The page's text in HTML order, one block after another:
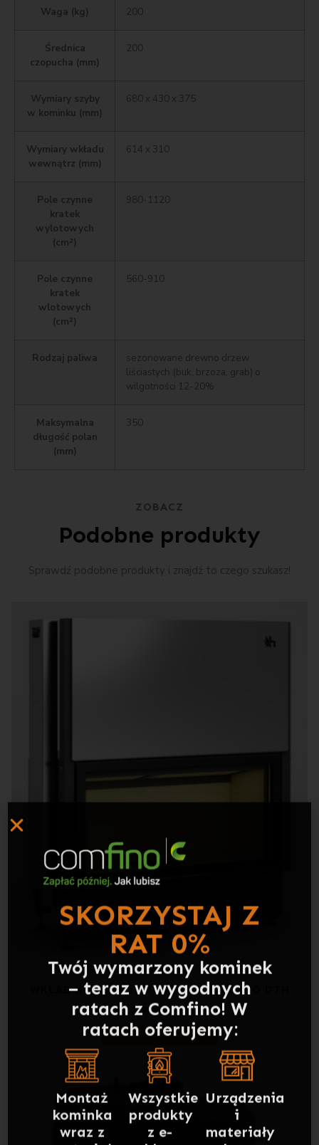
Waga (kg) 200
Średnica
czopucha (mm)
200
Wymiary szyby
w kominku (mm)
680 x 430 x 375
Wymiary wkładu
wewnątrz (mm)
614 x 310
Pole czynne
kratek
wylotowych
(cm²)
980-1120
Pole czynne
kratek
wlotowych
(cm²)
560-910
Rodzaj paliwa
sezonowane drewno drzew
liściastych (buk, brzoza, grab) o
wilgotności 12-20%
Maksymalna
długość polan
(mm)
350
ZOBACZ
Podobne produkty
Sprawdź podobne produkty i znajdź to czego szukasz!
WKŁAD KOMINKOWY HAJDUK VOLCANO DTH
17 900,00ZŁ
DOWIEDZ SIĘ WIĘCEJ
SKORZYSTAJ Z
RAT 0%
Twój wymarzony kominek
– teraz w wygodnych
ratach z Comfino! W
ratach oferujemy:
Montaż
kominka
wraz z
materiałem
Wszystkie
produkty
z e-
sklepu
Urządzenia
i
materiały
nabywane
stacjonarnie
w naszej
siedzibie